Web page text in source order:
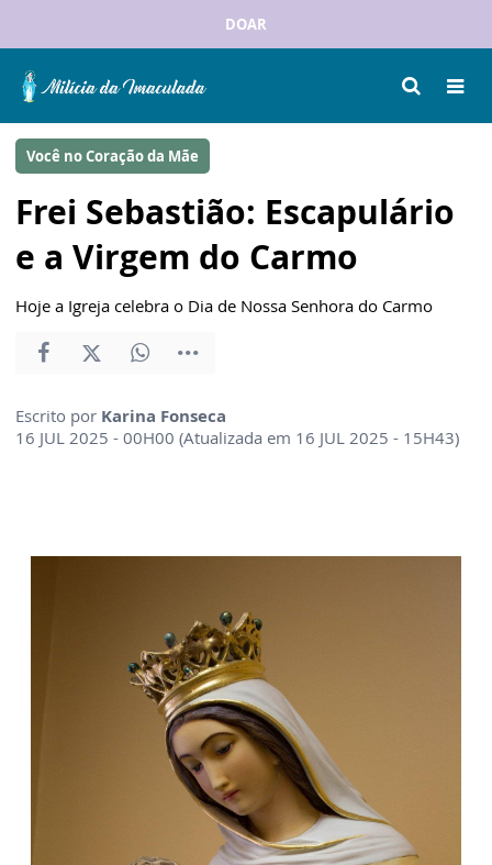
DOAR
Você no Coração da Mãe
Frei Sebastião: Escapulário
e a Virgem do Carmo
Hoje a Igreja celebra o Dia de Nossa Senhora do Carmo
Escrito por Karina Fonseca
16 JUL 2025 - 00H00 (Atualizada em 16 JUL 2025 - 15H43)